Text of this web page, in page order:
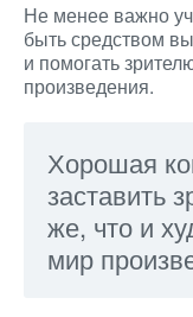
Не менее важно
быть средством
и помогать
произведения.
Хорошая
заставить
же, что и
мир